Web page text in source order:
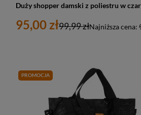
95,00 zł Najniższa cena:
99,99 zł
PROMOCJA